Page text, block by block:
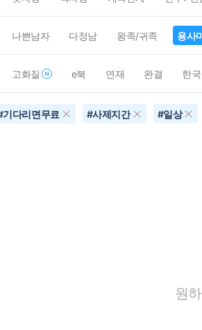
나쁜남자 다정남 왕족/귀족 용사
고화질 e북 연재 완결 한국
기다리면무료 #사제지간 #일상
원